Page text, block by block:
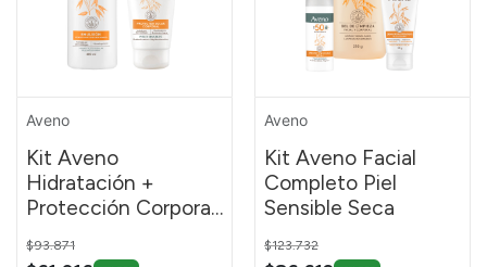
Aveno
Kit Aveno
Hidratación +
Protección Corporal
Emulsión 400ml
Price reduced from
$93.871
Aveno
Kit Aveno Facial
Completo Piel
Sensible Seca
Price reduced from
$123.732